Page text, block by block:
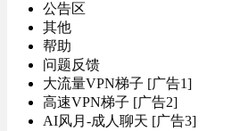
公告区
其他
帮助
问题反馈
大流量VPN梯子 [广告1]
高速VPN梯子 [广告2]
AI风月-成人聊天 [广告3]